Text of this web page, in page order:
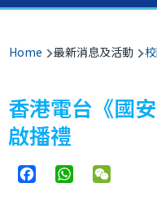
Breadcrumb
Home 最新消息及活動
香港電台《國
啟播禮
FacebookWhatsApp